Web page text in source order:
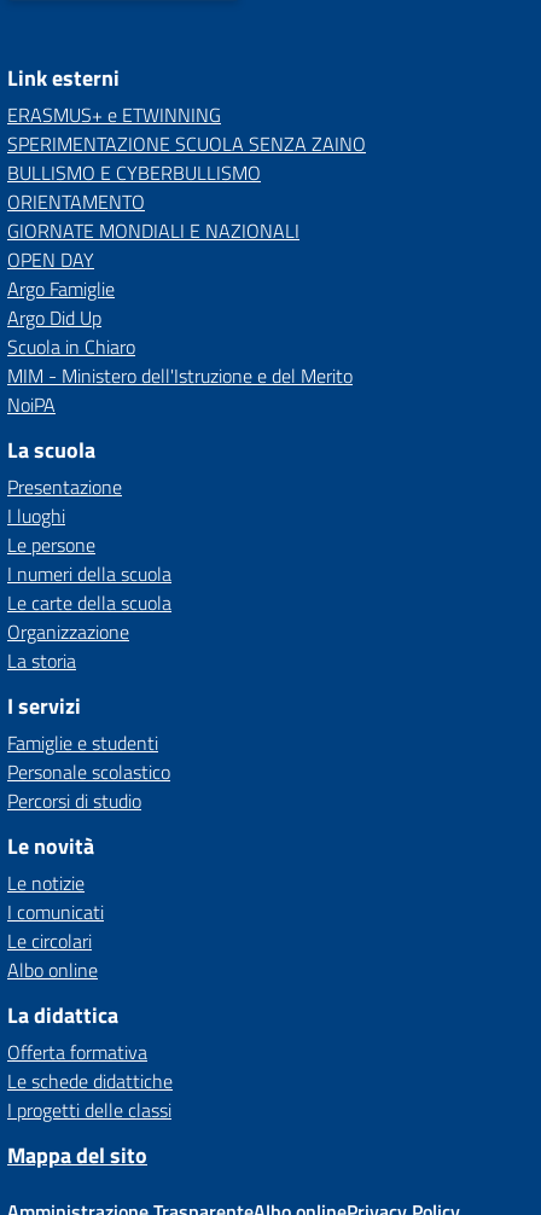
Link esterni
ERASMUS+ e ETWINNING
SPERIMENTAZIONE SCUOLA SENZA ZAINO
BULLISMO E CYBERBULLISMO
ORIENTAMENTO
GIORNATE MONDIALI E NAZIONALI
OPEN DAY
Argo Famiglie
Argo Did Up
Scuola in Chiaro
MIM - Ministero dell'Istruzione e del Merito
NoiPA
La scuola
Presentazione
I luoghi
Le persone
I numeri della scuola
Le carte della scuola
Organizzazione
La storia
I servizi
Famiglie e studenti
Personale scolastico
Percorsi di studio
Le novità
Le notizie
I comunicati
Le circolari
Albo online
La didattica
Offerta formativa
Le schede didattiche
I progetti delle classi
Mappa del sito